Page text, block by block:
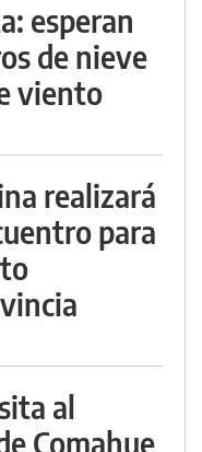
esperan
de nieve
viento
realizará
para
al
Comahue